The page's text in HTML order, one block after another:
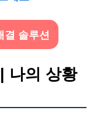
결 솔루션
나의 상황